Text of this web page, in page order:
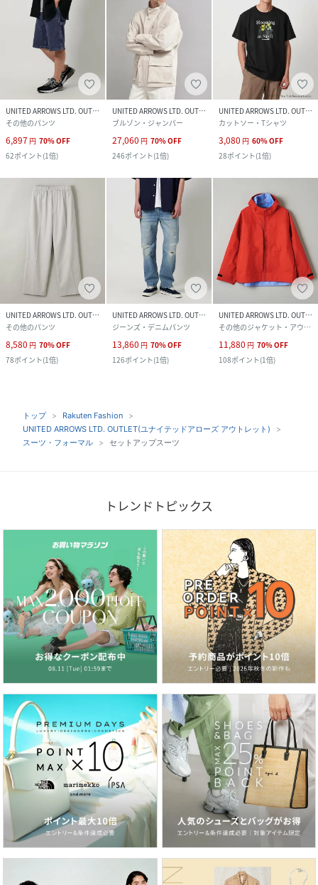
UNITED ARROWS LTD. OUTLET
その他のパンツ
6,897 円 70%OFF
62ポイント(1倍)
UNITED ARROWS LTD. OUTLET
ブルゾン・ジャンパー
27,060 円 70%OFF
246ポイント(1倍)
UNITED ARROWS LTD. OUTLET
カットソー・Tシャツ
3,080 円 60%OFF
28ポイント(1倍)
UNITED ARROWS LTD. OUTLET
その他のパンツ
8,580 円 70%OFF
78ポイント(1倍)
UNITED ARROWS LTD. OUTLET
ジーンズ・デニムパンツ
13,860 円 70%OFF
126ポイント(1倍)
UNITED ARROWS LTD. OUTLET
その他のジャケット・アウター
11,880 円 70%OFF
108ポイント(1倍)
トップ
Rakuten Fashion
UNITED ARROWS LTD. OUTLET(ユナイテッドアローズ アウトレット)
スーツ・フォーマル
セットアップスーツ
トレンドトピックス